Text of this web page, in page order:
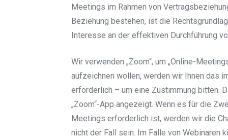
Meetings im Rahmen von
Beziehung bestehen, ist die
Interesse an der effektiven Durchführung
Wir verwenden „Zoom“, um „Online-
aufzeichnen wollen, werden wir Ihnen das
erforderlich – um eine Zustimmung bitten.
„Zoom“-App angezeigt. Wenn es für die
Meetings erforderlich ist, werden wir die
nicht der Fall sein. Im Falle von Webinaren